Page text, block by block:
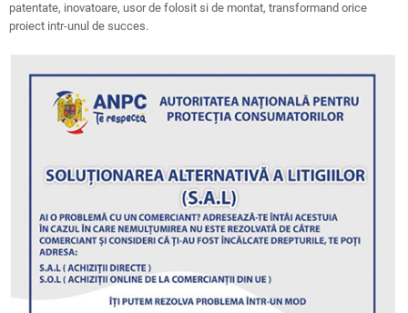
patentate, inovatoare, usor de folosit si de montat, transformand orice
proiect intr-unul de succes.